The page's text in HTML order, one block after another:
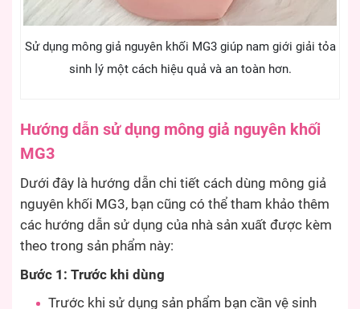
Sử dụng mông giả nguyên khối MG3 giúp nam giới giải tỏa
sinh lý một cách hiệu quả và an toàn hơn.
Hướng dẫn sử dụng mông giả nguyên khối
MG3
Dưới đây là hướng dẫn chi tiết cách dùng mông giả
nguyên khối MG3, bạn cũng có thể tham khảo thêm
các hướng dẫn sử dụng của nhà sản xuất được kèm
theo trong sản phẩm này:
Bước 1: Trước khi dùng
Trước khi sử dụng sản phẩm bạn cần vệ sinh